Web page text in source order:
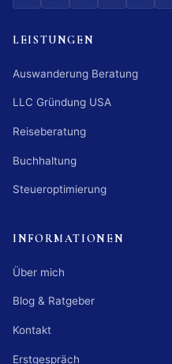
LEISTUNGEN
Auswanderung Beratung
LLC Gründung USA
Reiseberatung
Buchhaltung
Steueroptimierung
INFORMATIONEN
Über mich
Blog & Ratgeber
Kontakt
Erstgespräch